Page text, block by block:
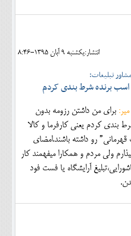
انتشار:يکشنبه 9 آبان 1395-8:46
تبلیغات:
برنده شرط بندی کردم
برای من داشتن رزومه بدون
کردم یعنی کارفرما و کالا
رو داشته باشند.امضای
ولی مردم و همکارا میفهمند کار
آرایشگاه یا فست فود